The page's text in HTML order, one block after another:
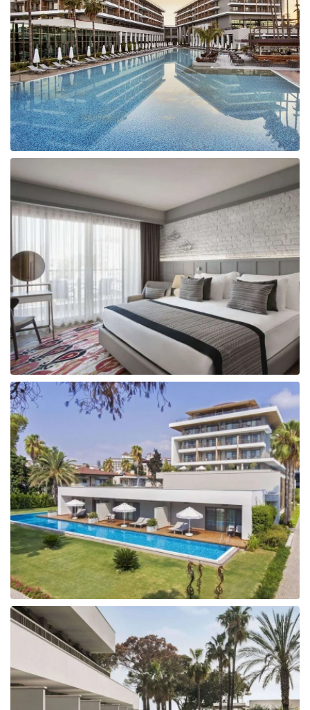
Taizeme
Turcija
Apvienotie Arābu Emirāti
Itālija
Kipra
Dominikānas Republika
Vjetnama
Tanzānija
Melnkalne
Šrilanka
Tunisija
Albānija